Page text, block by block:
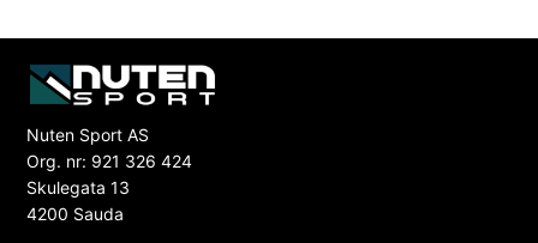
Nuten Sport AS
Org. nr: 921 326 424
Skulegata 13
4200 Sauda